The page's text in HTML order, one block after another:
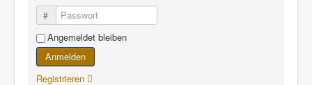
Passwort
Angemeldet bleiben
Anmelden
Registrieren